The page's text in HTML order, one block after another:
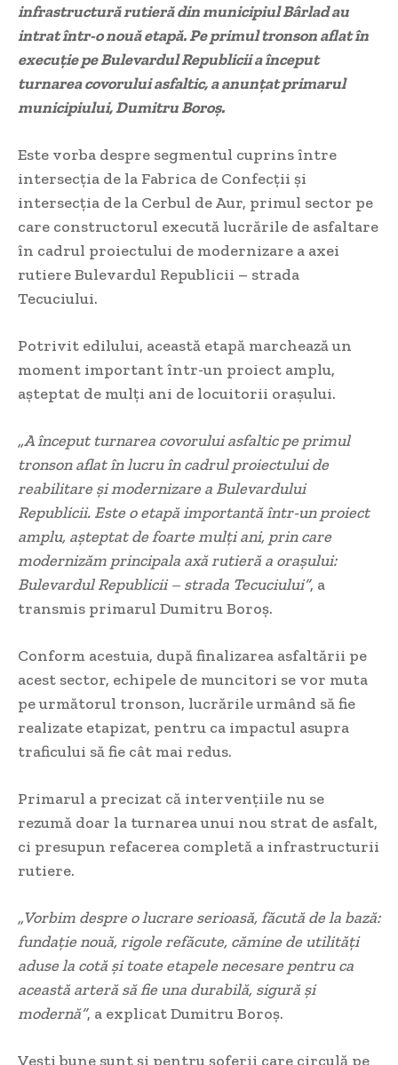
infrastructură rutieră din municipiul Bârlad au
intrat într-o nouă etapă. Pe primul tronson aflat în
execuție pe Bulevardul Republicii a început
turnarea covorului asfaltic, a anunțat primarul
municipiului, Dumitru Boroș.
Este vorba despre segmentul cuprins între
intersecția de la Fabrica de Confecții și
intersecția de la Cerbul de Aur, primul sector pe
care constructorul execută lucrările de asfaltare
în cadrul proiectului de modernizare a axei
rutiere Bulevardul Republicii – strada
Tecuciului.
Potrivit edilului, această etapă marchează un
moment important într-un proiect amplu,
așteptat de mulți ani de locuitorii orașului.
„A început turnarea covorului asfaltic pe primul
tronson aflat în lucru în cadrul proiectului de
reabilitare și modernizare a Bulevardului
Republicii. Este o etapă importantă într-un proiect
amplu, așteptat de foarte mulți ani, prin care
modernizăm principala axă rutieră a orașului:
Bulevardul Republicii – strada Tecuciului”, a
transmis primarul Dumitru Boroș.
Conform acestuia, după finalizarea asfaltării pe
acest sector, echipele de muncitori se vor muta
pe următorul tronson, lucrările urmând să fie
realizate etapizat, pentru ca impactul asupra
traficului să fie cât mai redus.
Primarul a precizat că intervențiile nu se
rezumă doar la turnarea unui nou strat de asfalt,
ci presupun refacerea completă a infrastructurii
rutiere.
„Vorbim despre o lucrare serioasă, făcută de la bază:
fundație nouă, rigole refăcute, cămine de utilități
aduse la cotă și toate etapele necesare pentru ca
această arteră să fie una durabilă, sigură și
modernă”, a explicat Dumitru Boroș.
Vești bune sunt și pentru șoferii care circulă pe